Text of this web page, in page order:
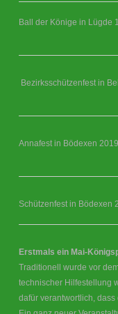
Ball der Könige in Lügde
Bezirksschützenfest in
Annafest in Bödexen 2019
Schützenfest in Bödexen
Erstmals ein Mai-
Traditionell wurde vor
technischer Hilfestellung
dafür verantwortlich,